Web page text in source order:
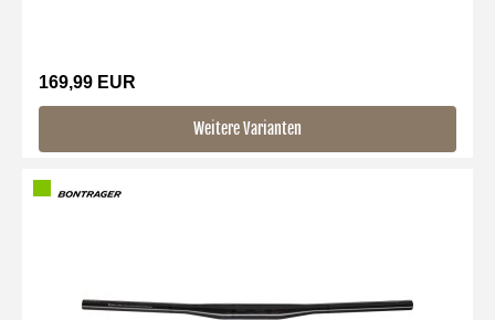
169,99 EUR
Weitere Varianten